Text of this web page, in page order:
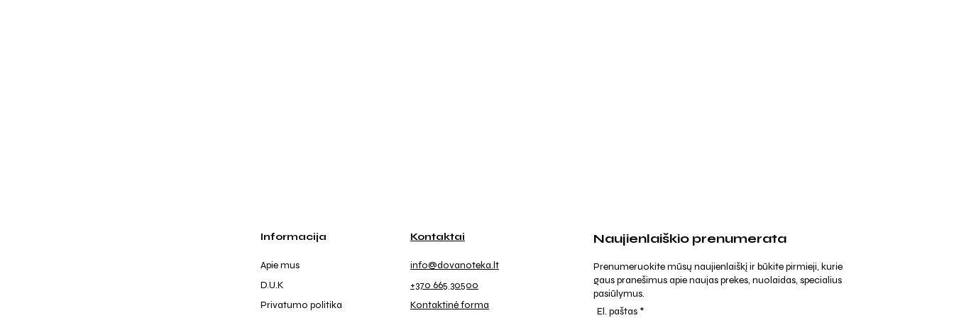
Informacija
Apie mus
D.U.K
Privatumo politika
Kontaktai
info@dovanoteka.lt
+370 665 30500
Kontaktinė forma
Naujienlaiškio prenumerata
Prenumeruokite mūsų naujienlaiškį ir būkite pirmieji, kurie
gaus pranešimus apie naujas prekes, nuolaidas, specialius
pasiūlymus.
El. paštas